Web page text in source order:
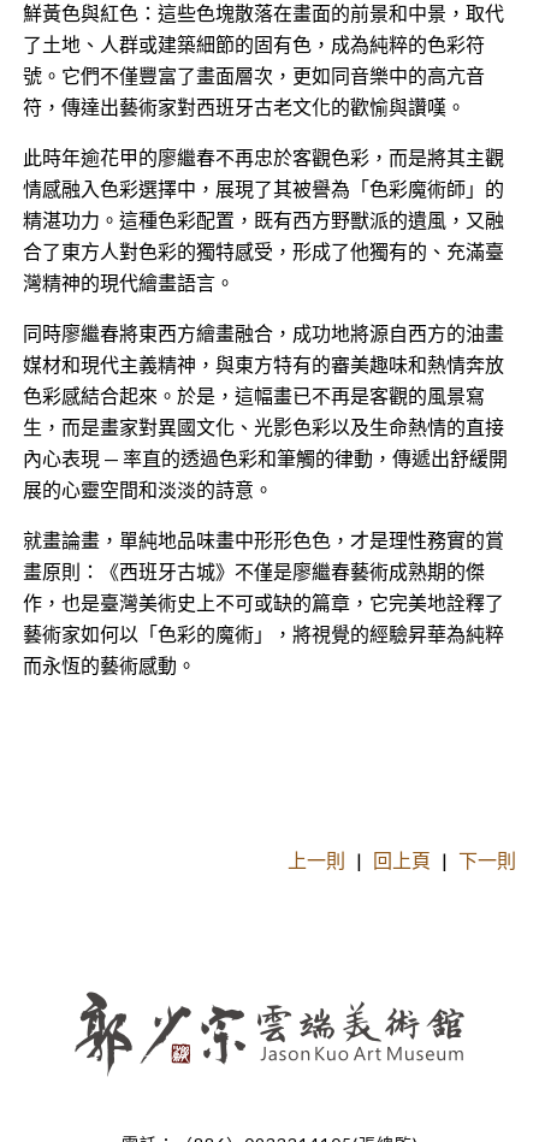
​鮮黃色與紅色：這些色塊散落在畫面的前景和中景，取代
了土地、人群或建築細節的固有色，成為純粹的色彩符
號。它們不僅豐富了畫面層次，更如同音樂中的高亢音
符，傳達出藝術家對西班牙古老文化的歡愉與讚嘆。
此時年逾花甲的​廖繼春不再忠於客觀色彩，而是將其主觀
情感融入色彩選擇中，展現了其被譽為「色彩魔術師」的
精湛功力。這種色彩配置，既有西方野獸派的遺風，又融
合了東方人對色彩的獨特感受，形成了他獨有的、充滿臺
灣精神的現代繪畫語言。
同時廖繼春將​東西方繪畫融合，成功地將源自西方的油畫
媒材和現代主義精神，與東方特有的審美趣味和熱情奔放
色彩感結合起來。於是，這幅畫已不再是客觀的風景寫
生，而是畫家對異國文化、光影色彩以及生命熱情的直接
內心表現 — 率直的透過色彩和筆觸的律動，傳遞出舒緩開
展的心靈空間和淡淡的詩意。
就畫論畫，單純地品味畫中形形色色，才是理性務實的賞
畫原則：​《西班牙古城》不僅是廖繼春藝術成熟期的傑
作，也是臺灣美術史上不可或缺的篇章，它完美地詮釋了
藝術家如何以「色彩的魔術」，將視覺的經驗昇華為純粹
而永恆的藝術感動。
上一則 | 回上頁 |下一則